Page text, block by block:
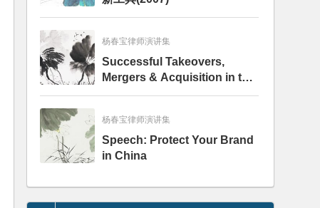
杨春宝律师演讲集
Successful Takeovers,
Mergers & Acquisition in the
Chinese Pulp and Paper
杨春宝律师演讲集
Speech: Protect Your Brand
in China